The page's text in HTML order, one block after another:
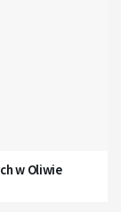
w Oliwie